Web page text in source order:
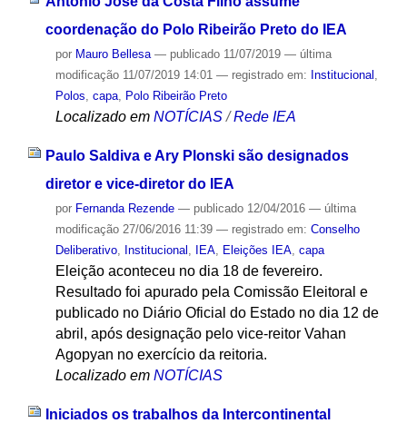
coordenação do Polo Ribeirão Preto do IEA
por Mauro Bellesa — publicado11/07/2019 — última
modificação11/07/2019 14:01 — registrado em: Institucional ,
Polos, capa, Polo Ribeirão Preto
Localizado em NOTÍCIAS /Rede IEA
Paulo Saldiva e Ary Plonski são designados
diretor e vice-diretor do IEA
por Fernanda Rezende — publicado12/04/2016 — última
modificação27/06/2016 11:39 — registrado em: Conselho
Deliberativo, Institucional , IEA, Eleições IEA, capa
Eleição aconteceu no dia 18 de fevereiro.
Resultado foi apurado pela Comissão Eleitoral e
publicado no Diário Oficial do Estado no dia 12 de
abril, após designação pelo vice-reitor Vahan
Agopyan no exercício da reitoria.
Localizado em NOTÍCIAS
Iniciados os trabalhos da Intercontinental